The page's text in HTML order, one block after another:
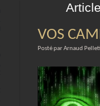
VOS
Posté par Arnaud